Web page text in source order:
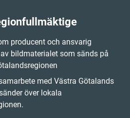
producent och ansvarig
bildmaterialet som sänds på
med Västra Götalands
över lokala